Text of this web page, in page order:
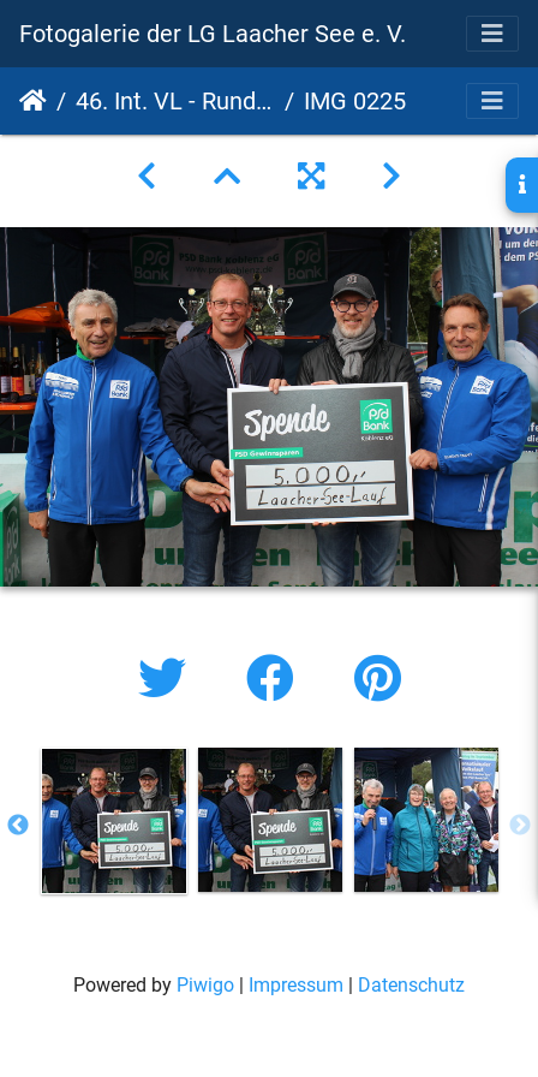
Fotogalerie der LG Laacher See e. V.
46. Int. VL - Rund um den Laacher See - 17. PSD Bank Cup 2022 IMG 0225
Powered by Piwigo | Impressum | Datenschutz